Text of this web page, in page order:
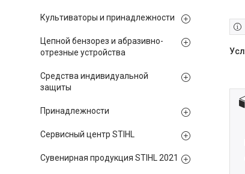
Культиваторы и принадлежности
Цепной бензорез и абразивно-
отрезные устройства
Средства индивидуальной
защиты
Принадлежности
Сервисный центр STIHL
Сувенирная продукция STIHL 2021